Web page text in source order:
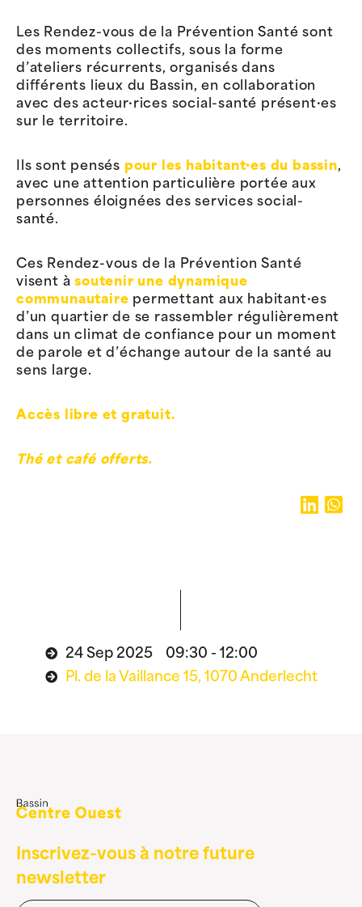
Les Rendez-vous de la Prévention Santé sont
des moments collectifs, sous la forme
d’ateliers récurrents, organisés dans
différents lieux du Bassin, en collaboration
avec des acteur·rices social-santé présent·es
sur le territoire.
Ils sont pensés pour les habitant·es du bassin,
avec une attention particulière portée aux
personnes éloignées des services social-
santé.
Ces Rendez-vous de la Prévention Santé
visent àsoutenir une dynamique
communautaire permettant aux habitant·es
d’un quartier de se rassembler régulièrement
dans un climat de confiance pour un moment
de parole et d’échange autour de la santé au
sens large.
Accès libre et gratuit.
Thé et café offerts.
24 Sep 2025 09:30 - 12:00
Pl. de la Vaillance 15, 1070 Anderlecht
Inscrivez-vous à notre future
newsletter